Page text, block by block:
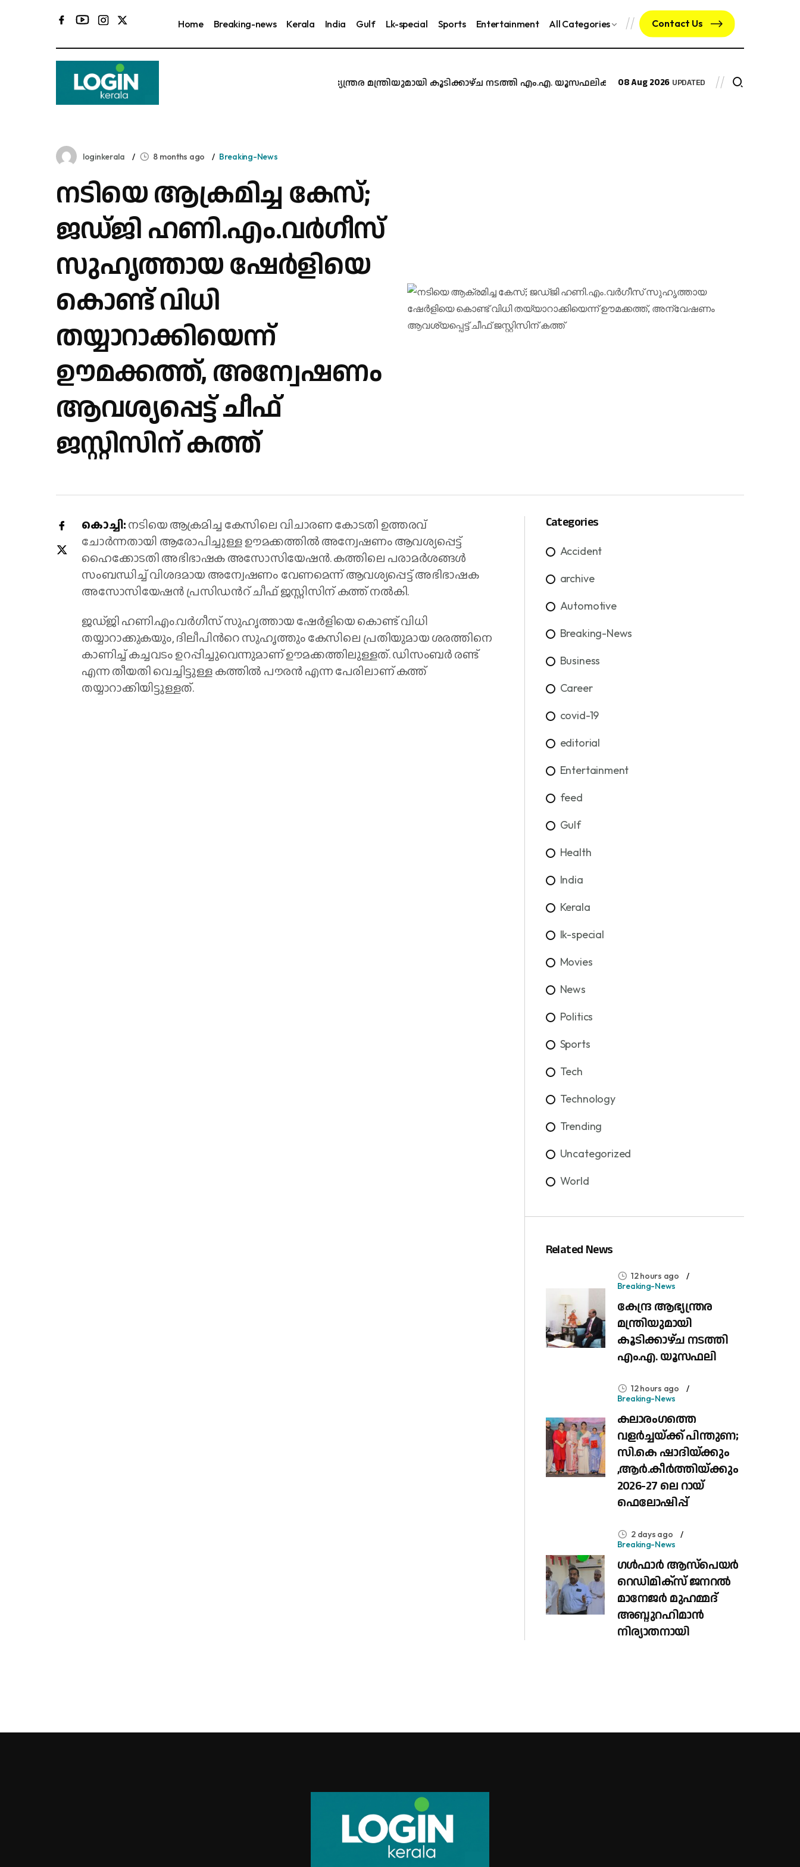
Home Breaking-news Kerala India Gulf Lk-special Sports Entertainment All Categories Contact Us
കേന്ദ്ര ആഭ്യന്ത്രര മന്ത്രിയുമായി കൂടിക്കാഴ്ച നടത്തി എം.എ. യൂസഫലികലാരംഗത്തെ വളർച്ചയ്ക്ക് പിന്തുണ; സി.കെ
08 Aug 2026 UPDATED
loginkerala 8 months ago Breaking-News
നടിയെ ആക്രമിച്ച കേസ്;
ജഡ്ജി ഹണി.എം.വർഗീസ്
സുഹൃത്തായ ഷേർളിയെ
കൊണ്ട് വിധി
തയ്യാറാക്കിയെന്ന്
ഊമക്കത്ത്, അന്വേഷണം
ആവശ്യപ്പെട്ട് ചീഫ്
ജസ്റ്റിസിന് കത്ത്
കൊച്ചി:നടിയെ ആക്രമിച്ച കേസിലെ വിചാരണ കോടതി ഉത്തരവ്
ചോർന്നതായി ആരോപിച്ചുള്ള ഊമക്കത്തിൽ അന്വേഷണം ആവശ്യപ്പെട്ട്
ഹൈക്കോടതി അഭിഭാഷക അസോസിയേഷൻ. കത്തിലെ പരാമർശങ്ങൾ
സംബന്ധിച്ച് വിശദമായ അന്വേഷണം വേണമെന്ന് ആവശ്യപ്പെട്ട് അഭിഭാഷക
അസോസിയേഷൻ പ്രസിഡന്‍റ് ചീഫ് ജസ്റ്റിസിന് കത്ത് നൽകി.
ജഡ്ജി ഹണി.എം.വർഗീസ് സുഹൃത്തായ ഷേർളിയെ കൊണ്ട് വിധി
തയ്യാറാക്കുകയും, ദിലീപിന്‍റെ സുഹൃത്തും കേസിലെ പ്രതിയുമായ ശരത്തിനെ
കാണിച്ച് കച്ചവടം ഉറപ്പിച്ചുവെന്നുമാണ് ഊമക്കത്തിലുള്ളത്. ഡിസംബർ രണ്ട്
എന്ന തീയതി വെച്ചിട്ടുള്ള കത്തിൽ പൗരൻ എന്ന പേരിലാണ് കത്ത്
തയ്യാറാക്കിയിട്ടുള്ളത്.
Categories
Accident
archive
Automotive
Breaking-News
Business
Career
covid-19
editorial
Entertainment
feed
Gulf
Health
India
Kerala
lk-special
Movies
News
Politics
Sports
Tech
Technology
Trending
Uncategorized
World
Related News
12 hours ago
Breaking-News
കേന്ദ്ര ആഭ്യന്ത്രര
മന്ത്രിയുമായി
കൂടിക്കാഴ്ച നടത്തി
എം.എ. യൂസഫലി
12 hours ago
Breaking-News
കലാരംഗത്തെ
വളർച്ചയ്ക്ക് പിന്തുണ;
സി.കെ ഷാദിയ്ക്കും
,ആർ.കീർത്തിയ്ക്കും
2026-27 ലെ റായ്
ഫെലോഷിപ്പ്
2 days ago
Breaking-News
​ഗൾഫാർ ആസ്പെയർ
റെഡിമിക്സ് ജനറൽ
മാനേജർ മുഹമ്മദ്
അബ്ദുറഹിമാൻ
നിര്യാതനായി